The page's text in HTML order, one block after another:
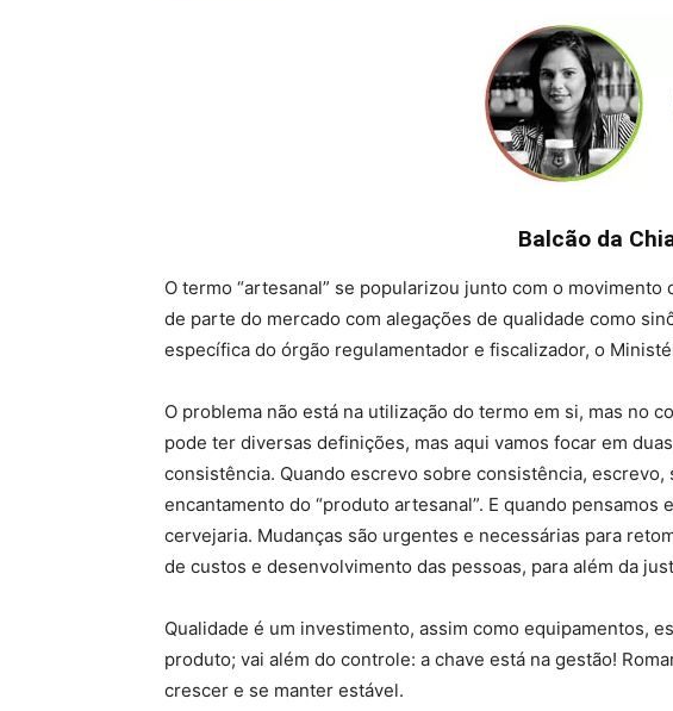
Balcão da
O termo “artesanal” se popularizou junto com o
de parte do mercado com alegações de qualidade como
específica do órgão regulamentador e fiscalizador, o
O problema não está na utilização do termo em si, mas no
pode ter diversas definições, mas aqui vamos focar em
consistência. Quando escrevo sobre consistência,
encantamento do “produto artesanal”. E quando
cervejaria. Mudanças são urgentes e necessárias para
de custos e desenvolvimento das pessoas, para além da
Qualidade é um investimento, assim como equipamentos,
produto; vai além do controle: a chave está na gestão!
crescer e se manter estável.